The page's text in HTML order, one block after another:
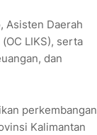
Asisten Daerah
LIKS), serta
dan
perkembangan
Kalimantan